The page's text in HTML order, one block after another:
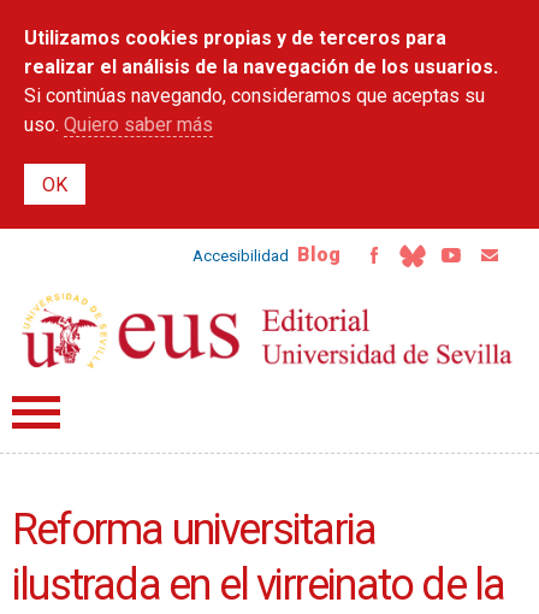
contenido
principal
Utilizamos cookies propias y de terceros para
realizar el análisis de la navegación de los usuarios.
Si continúas navegando, consideramos que aceptas su
uso. Quiero saber más
Accesibilidad Blog
Reforma universitaria
ilustrada en el virreinato de la